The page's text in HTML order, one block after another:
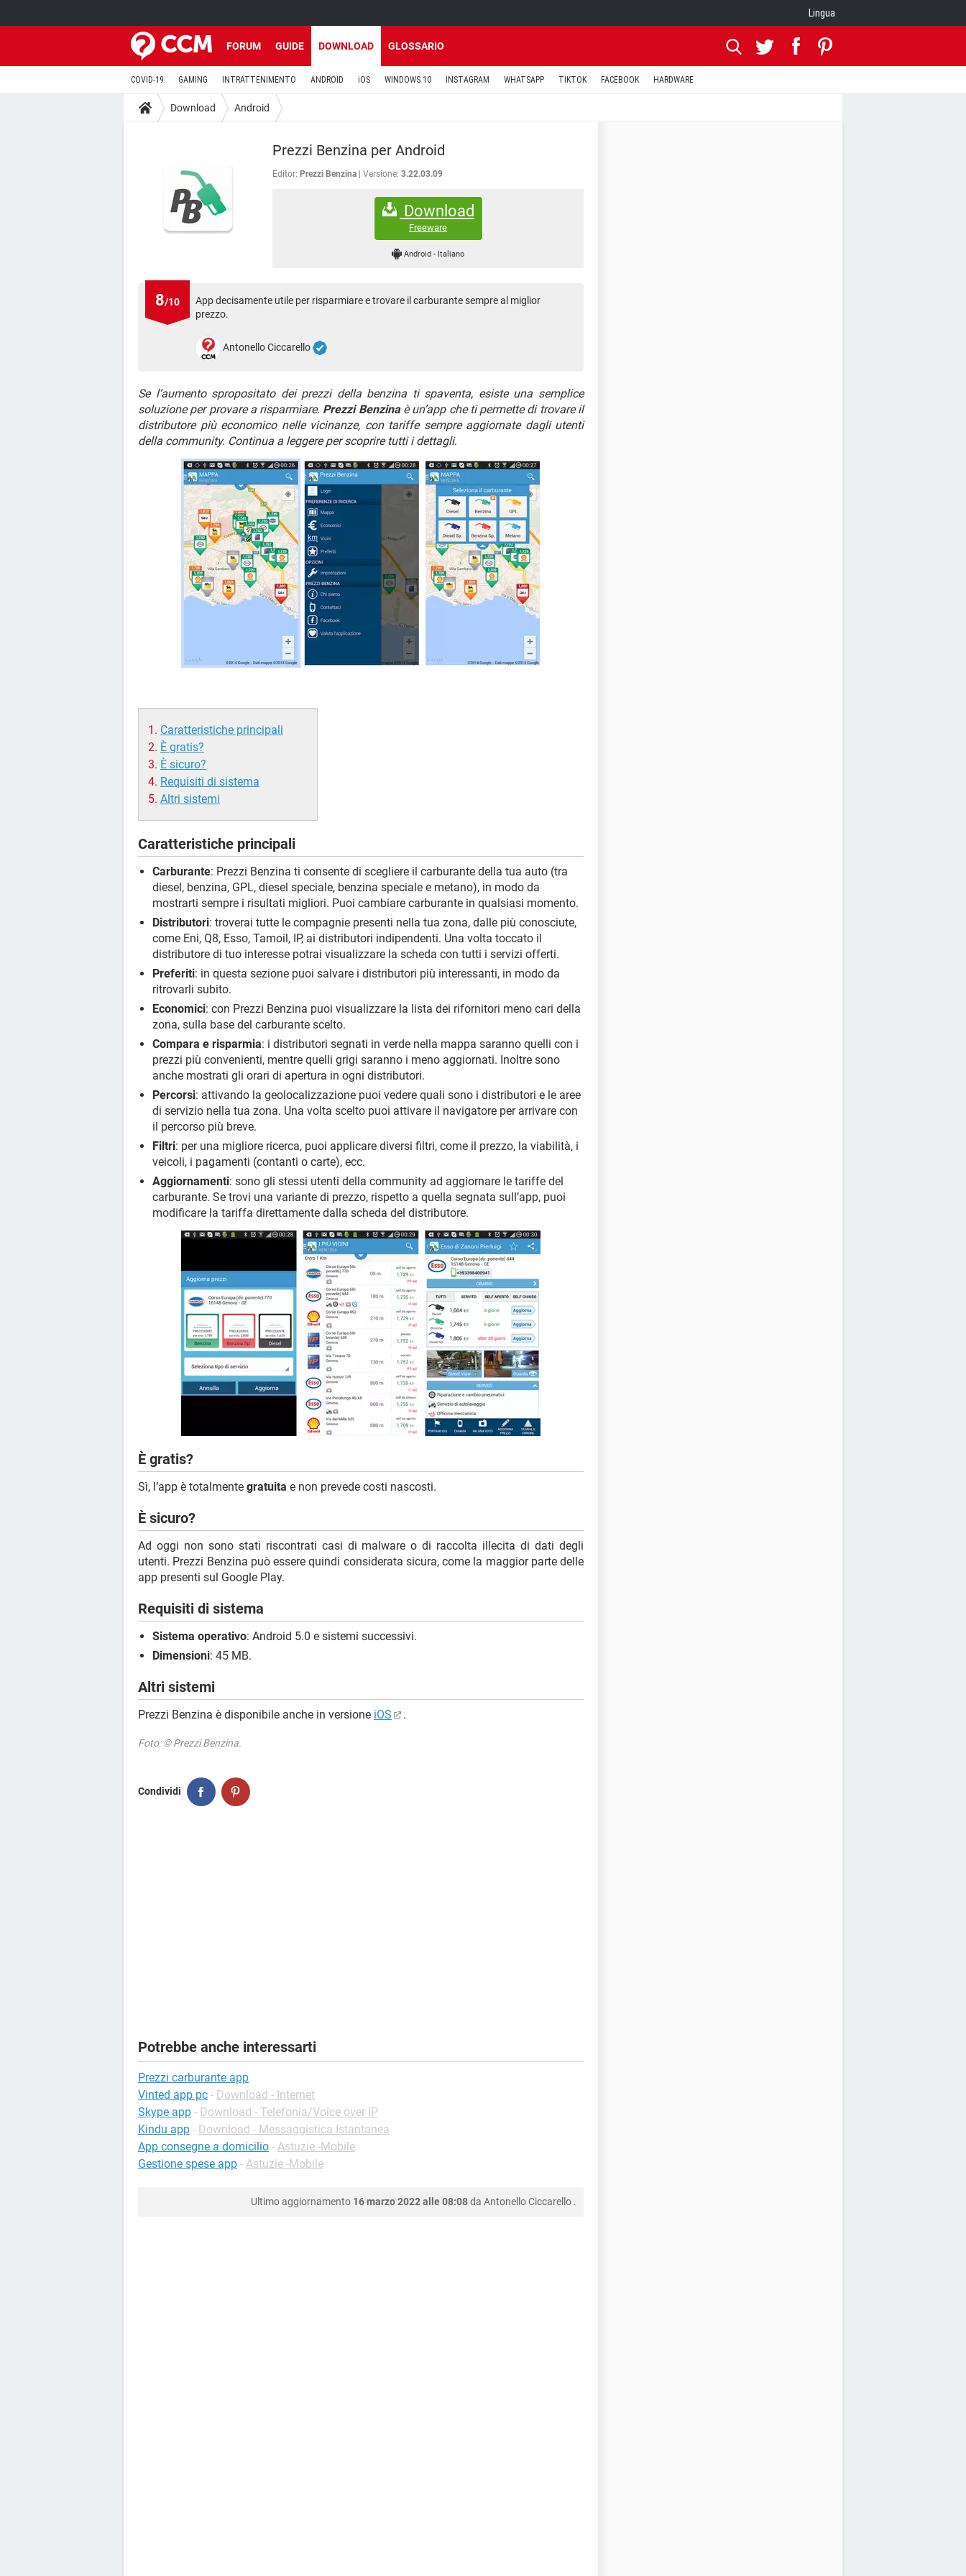
Lingua
FORUM GUIDE DOWNLOAD GLOSSARIO
COVID-19 GAMING INTRATTENIMENTO ANDROID iOS WINDOWS 10 INSTAGRAM WHATSAPP TIKTOK FACEBOOK HARDWARE
Download Android
Prezzi Benzina per Android
Editor: Prezzi Benzina Versione: 3.22.03.09
Download
Freeware
Android- Italiano
8/10
App decisamente utile per risparmiare e trovare il carburante sempre al miglior
prezzo.
Antonello Ciccarello
Se l’aumento spropositato dei prezzi della benzina ti spaventa, esiste una semplice
soluzione per provare a risparmiare. Prezzi Benzinaè un’app che ti permette di trovare il
distributore più economico nelle vicinanze, con tariffe sempre aggiornate dagli utenti
della community. Continua a leggere per scoprire tutti i dettagli.
Caratteristiche principali
È gratis?
È sicuro?
Requisiti di sistema
Altri sistemi
Caratteristiche principali
Carburante: Prezzi Benzina ti consente di scegliere il carburante della tua auto (tra
diesel, benzina, GPL, diesel speciale, benzina speciale e metano), in modo da
mostrarti sempre i risultati migliori. Puoi cambiare carburante in qualsiasi momento.
Distributori: troverai tutte le compagnie presenti nella tua zona, dalle più conosciute,
come Eni, Q8, Esso, Tamoil, IP, ai distributori indipendenti. Una volta toccato il
distributore di tuo interesse potrai visualizzare la scheda con tutti i servizi offerti.
Preferiti: in questa sezione puoi salvare i distributori più interessanti, in modo da
ritrovarli subito.
Economici: con Prezzi Benzina puoi visualizzare la lista dei rifornitori meno cari della
zona, sulla base del carburante scelto.
Compara e risparmia: i distributori segnati in verde nella mappa saranno quelli con i
prezzi più convenienti, mentre quelli grigi saranno i meno aggiornati. Inoltre sono
anche mostrati gli orari di apertura in ogni distributori.
Percorsi: attivando la geolocalizzazione puoi vedere quali sono i distributori e le aree
di servizio nella tua zona. Una volta scelto puoi attivare il navigatore per arrivare con
il percorso più breve.
Filtri: per una migliore ricerca, puoi applicare diversi filtri, come il prezzo, la viabilità, i
veicoli, i pagamenti (contanti o carte), ecc.
Aggiornamenti: sono gli stessi utenti della community ad aggiornare le tariffe del
carburante. Se trovi una variante di prezzo, rispetto a quella segnata sull’app, puoi
modificare la tariffa direttamente dalla scheda del distributore.
È gratis?
Sì, l’app è totalmente gratuita e non prevede costi nascosti.
È sicuro?
Ad oggi non sono stati riscontrati casi di malware o di raccolta illecita di dati degli
utenti. Prezzi Benzina può essere quindi considerata sicura, come la maggior parte delle
app presenti sul Google Play.
Requisiti di sistema
Sistema operativo: Android 5.0 e sistemi successivi.
Dimensioni: 45 MB.
Altri sistemi
Prezzi Benzina è disponibile anche in versione iOS .
Foto: © Prezzi Benzina.
Condividi
Potrebbe anche interessarti
Prezzi carburante app
Vinted app pc - Download - Internet
Skype app - Download - Telefonia/Voice over IP
Kindu app - Download - Messaggistica Istantanea
App consegne a domicilio - Astuzie -Mobile
Gestione spese app - Astuzie -Mobile
Ultimo aggiornamento 16 marzo 2022 alle 08:08da Antonello Ciccarello .